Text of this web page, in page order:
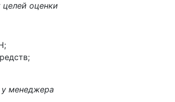
целей оценки
менеджера